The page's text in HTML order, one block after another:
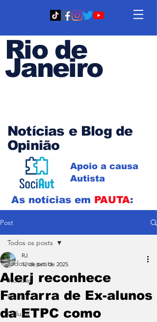
Rio de
Janeiro
Notícias e Blog de
Opinião
Apoio a causa
Autista
As notícias em PAUTA:
Post
Todos os posts
Notícias
Política
Coluna
Todos os posts
Alerj reconhece
Fanfarra de Ex-alunos
da ETPC como
RJ
12 de set. de 2025